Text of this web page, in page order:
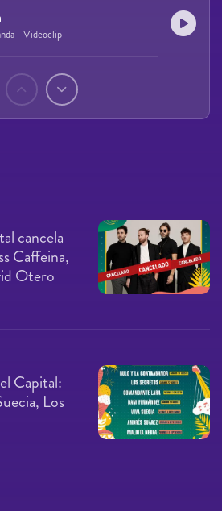
- Videoclip
cancela
Caffeina,
Otero
Capital:
Los